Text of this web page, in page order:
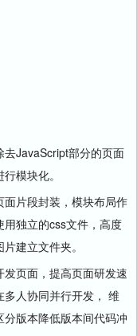
JavaScript部分的页面
模块化。
片段封装，模块布局作
独立的css文件，高度
建立文件夹。
页面，提高页面研发速
人协同并行开发， 维
版本降低版本间代码冲